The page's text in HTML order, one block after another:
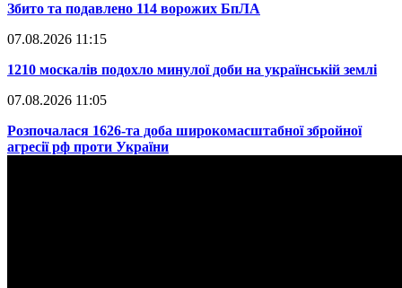
​Збито та подавлено 114 ворожих БпЛА
07.08.2026 11:15
​1210 москалів подохло минулої доби на українській землі
07.08.2026 11:05
​Розпочалася 1626-та доба широкомасштабної збройної
агресії рф проти України